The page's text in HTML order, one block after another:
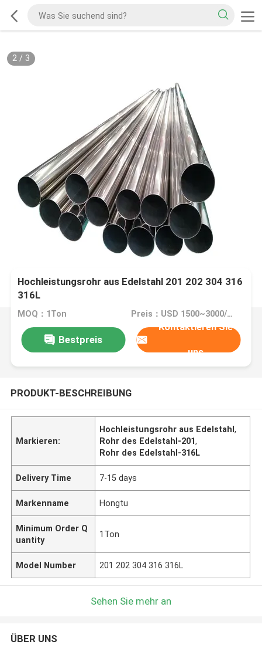
2/ 3
Hochleistungsrohr aus Edelstahl 201 202 304 316
316L
MOQ：1Ton Preis：USD 1500~3000/Ton
Bestpreis
Kontaktieren Sie
uns
PRODUKT-BESCHREIBUNG
Markieren:
Hochleistungsrohr aus Edelstahl,
Rohr des Edelstahl-201,
Rohr des Edelstahl-316L
Delivery Time 7-15 days
Markenname Hongtu
Minimum Order Q
uantity
1Ton
Model Number 201 202 304 316 316L
Sehen Sie mehr an
ÜBER UNS